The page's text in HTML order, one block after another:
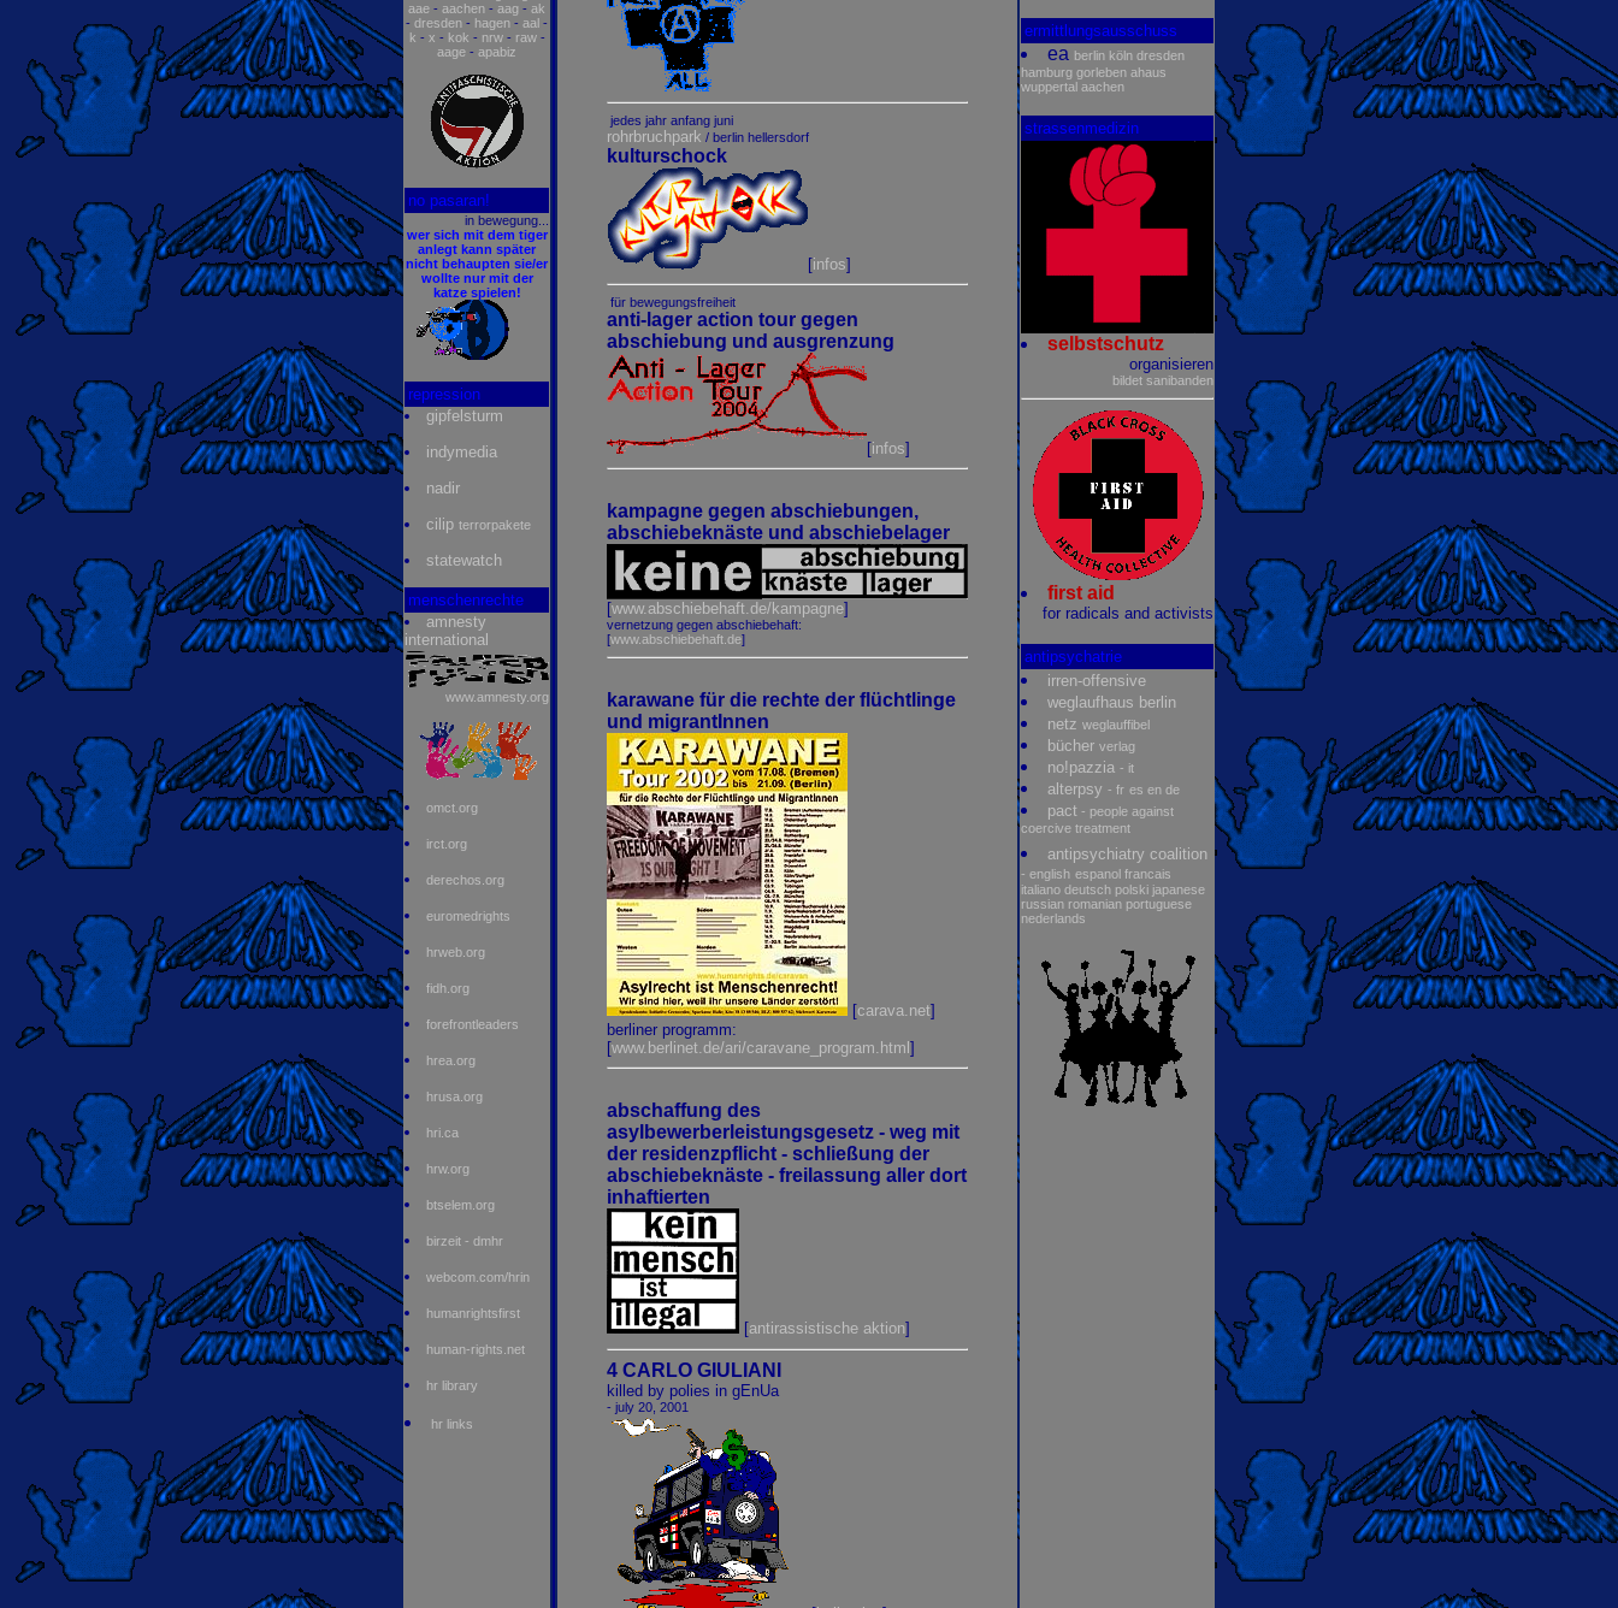
aae - aachen - aag - ak
- dresden - hagen - aal -
k - x - kok - nrw- raw-
aage - apabiz
no pasaran!
in bewegung...
wer sich mit dem tiger
anlegt kann später
nicht behaupten sie/er
wollte nur mit der
katze spielen!
repression
gipfelsturm
indymedia
nadir
cilip terrorpakete
statewatch
menschenrechte
amnesty
international
www.amnesty.org
omct.org
irct.org
derechos.org
euromedrights
hrweb.org
fidh.org
forefrontleaders
hrea.org
hrusa.org
hri.ca
hrw.org
btselem.org
birzeit - dmhr
webcom.com/hrin
humanrightsfirst
human-rights.net
hr library
hr links
jedes jahr anfang juni
rohrbruchpark / berlin hellersdorf
kulturschock
[infos]
für bewegungsfreiheit
anti-lager action tour gegen
abschiebung und ausgrenzung
[infos]
kampagne gegen abschiebungen,
abschiebeknäste und abschiebelager
[www.abschiebehaft.de/kampagne]
vernetzung gegen abschiebehaft:
[www.abschiebehaft.de]
karawane für die rechte der flüchtlinge
und migrantInnen
[carava.net]
berliner programm:
[www.berlinet.de/ari/caravane_program.html ]
abschaffung des
asylbewerberleistungsgesetz - weg mit
der residenzpflicht - schließung der
abschiebeknäste - freilassung aller dort
inhaftierten
[antirassistische aktion]
4 CARLO GIULIANI
killed by polies in gEnUa
- july 20, 2001
ermittlungsausschuss
ea berlin köln dresden
hamburg gorleben ahaus
wuppertal aachen
strassenmedizin
selbstschutz
organisieren
bildet sanibanden
first aid
for radicals and activists
antipsychatrie
irren-offensive
weglaufhaus berlin
netz weglauffibel
bücher verlag
no!pazzia - it
alterpsy - fr es en de
pact - people against
coercive treatment
antipsychiatry coalition
- english espanol francais
italiano deutsch polski japanese
russian romanian portuguese
nederlands